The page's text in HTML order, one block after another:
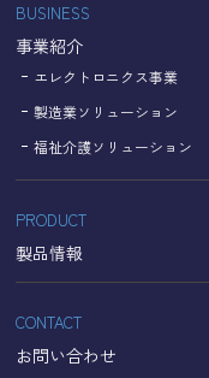
【Googleのプライバ
https://
https://
hl=ja
個人情報に関
名古屋理研電具株式会
TEL：052-833-1248
BUSINESS
事業紹介
エレクトロニクス事業
製造業ソリューション
福祉介護ソリューション
PRODUCT
製品情報
CONTACT
お問い合わせ